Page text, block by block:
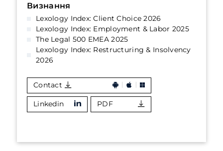
Визнання
Lexology Index: Client Choice 2026
Lexology Index: Employment & Labor 2025
The Legal 500 EMEA 2025
Lexology Index: Restructuring & Insolvency
2026
Contact
Linkedin PDF